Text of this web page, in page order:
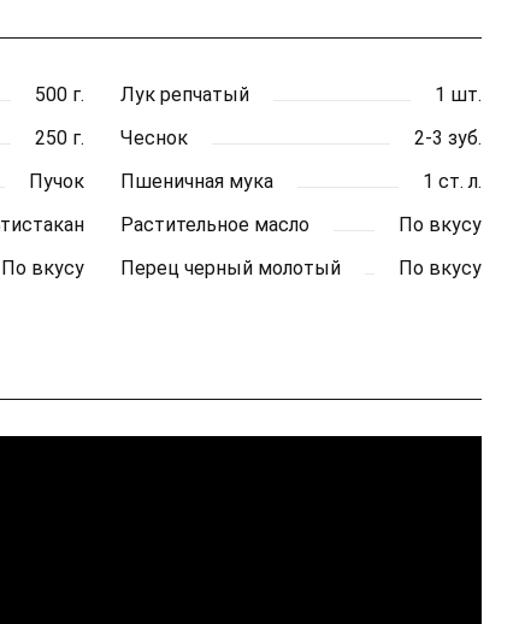
500 г. Лук репчатый
1 шт.
250 г. Чеснок
2-3 зуб.
Пучок Пшеничная мука
1 ст. л.
Растительное масло
По вкусу
По вкусу Перец черный молотый По вкусу